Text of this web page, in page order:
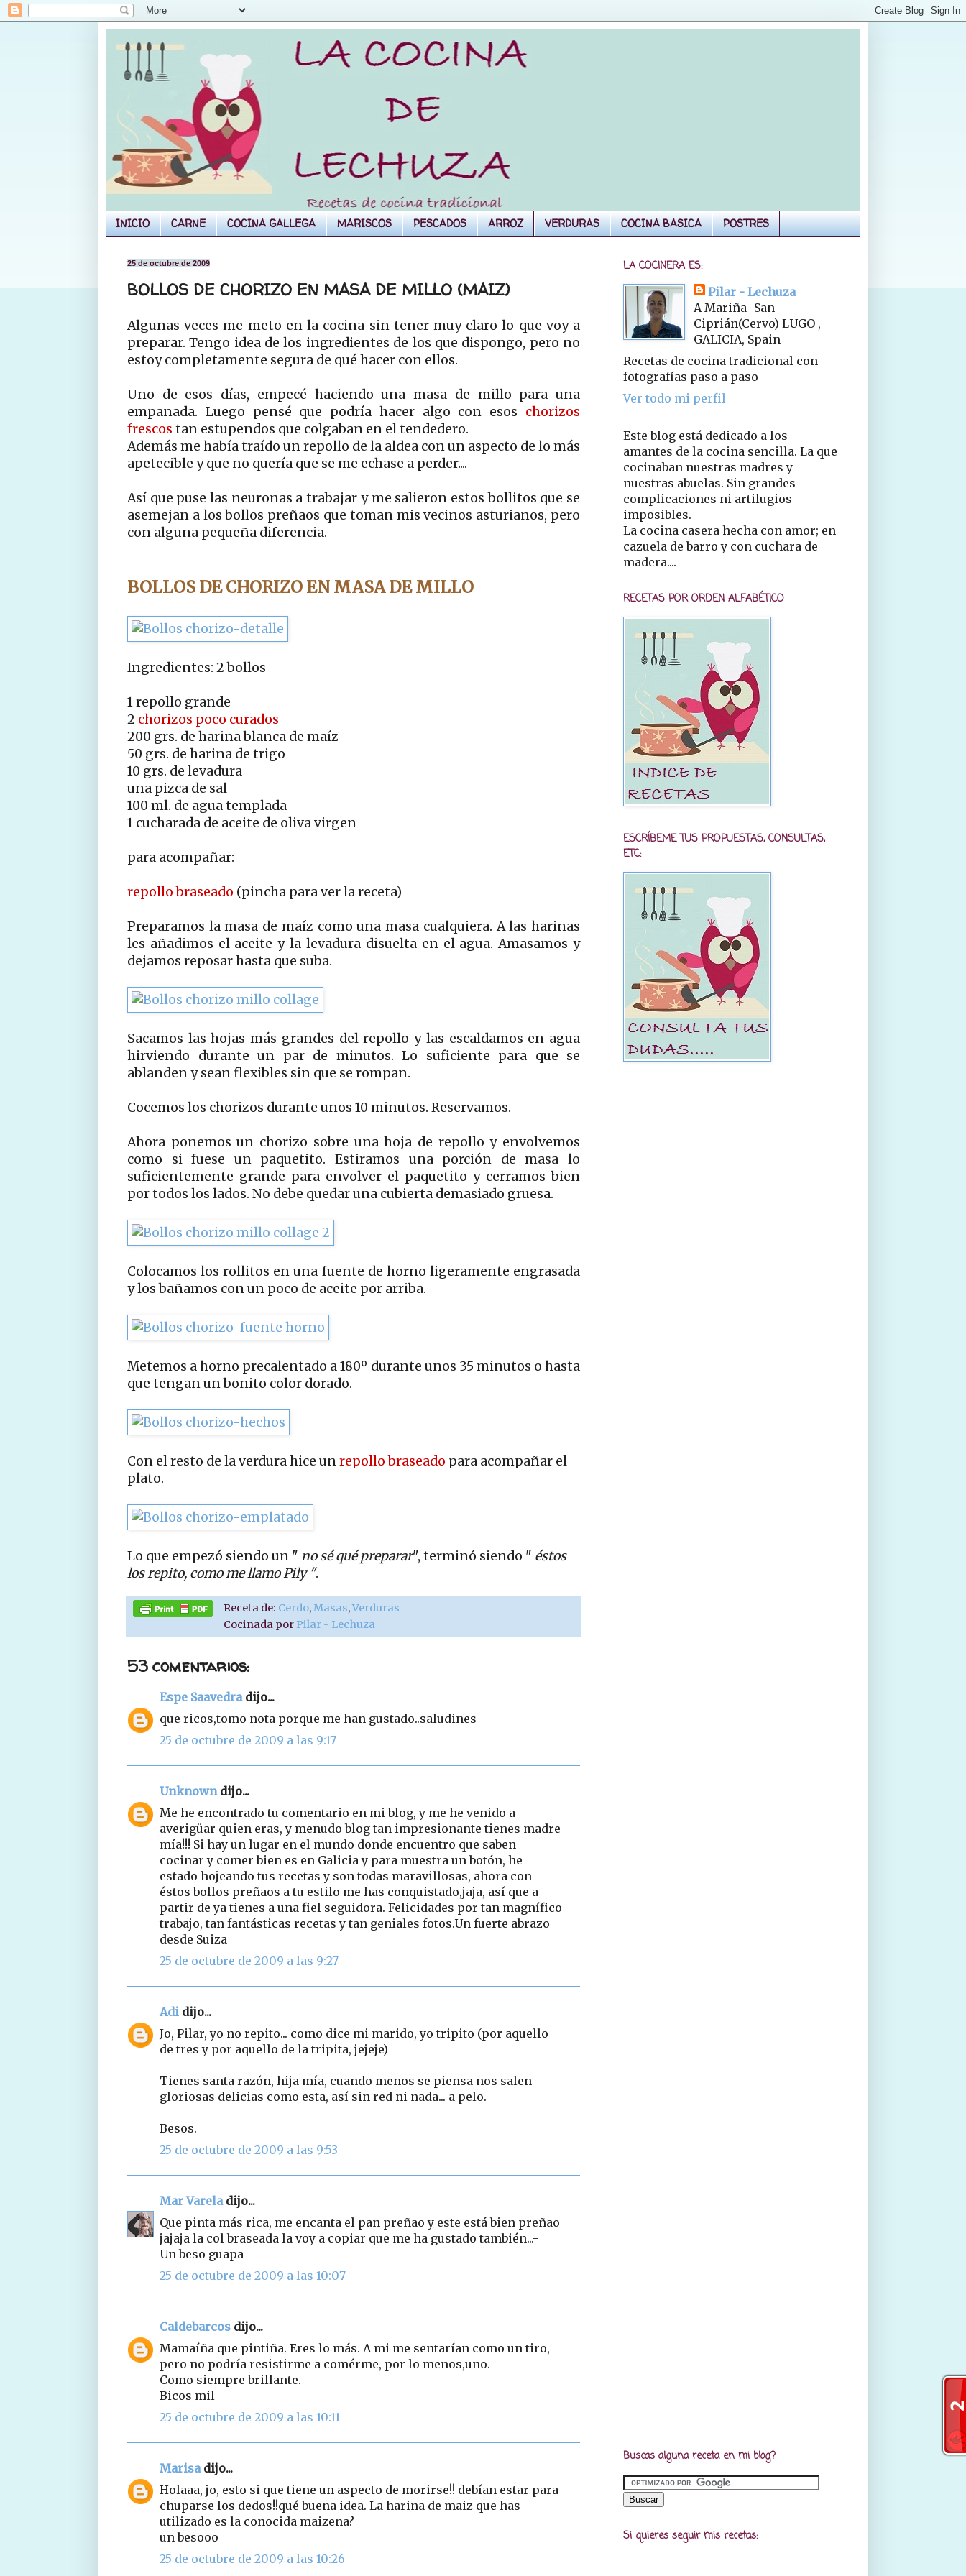
INICIO CARNE COCINA GALLEGA MARISCOS PESCADOS ARROZ VERDURAS COCINA BASICA POSTRES
25 de octubre de 2009
BOLLOS DE CHORIZO EN MASA DE MILLO (MAIZ)
Algunas veces me meto en la cocina sin tener muy claro lo que voy a
preparar. Tengo idea de los ingredientes de los que dispongo, pero no
estoy completamente segura de qué hacer con ellos.
Uno de esos días, empecé haciendo una masa de millo para una
empanada. Luego pensé que podría hacer algo con esos chorizos
frescos tan estupendos que colgaban en el tendedero.
Además me había traído un repollo de la aldea con un aspecto de lo más
apetecible y que no quería que se me echase a perder....
Así que puse las neuronas a trabajar y me salieron estos bollitos que se
asemejan a los bollos preñaos que toman mis vecinos asturianos, pero
con alguna pequeña diferencia.
BOLLOS DE CHORIZO EN MASA DE MILLO
Ingredientes: 2 bollos
1 repollo grande
2 chorizos poco curados
200 grs. de harina blanca de maíz
50 grs. de harina de trigo
10 grs. de levadura
una pizca de sal
100 ml. de agua templada
1 cucharada de aceite de oliva virgen
para acompañar:
repollo braseado (pincha para ver la receta)
Preparamos la masa de maíz como una masa cualquiera. A las harinas
les añadimos el aceite y la levadura disuelta en el agua. Amasamos y
dejamos reposar hasta que suba.
Sacamos las hojas más grandes del repollo y las escaldamos en agua
hirviendo durante un par de minutos. Lo suficiente para que se
ablanden y sean flexibles sin que se rompan.
Cocemos los chorizos durante unos 10 minutos. Reservamos.
Ahora ponemos un chorizo sobre una hoja de repollo y envolvemos
como si fuese un paquetito. Estiramos una porción de masa lo
suficientemente grande para envolver el paquetito y cerramos bien
por todos los lados. No debe quedar una cubierta demasiado gruesa.
Colocamos los rollitos en una fuente de horno ligeramente engrasada
y los bañamos con un poco de aceite por arriba.
Metemos a horno precalentado a 180º durante unos 35 minutos o hasta
que tengan un bonito color dorado.
Con el resto de la verdura hice unrepollo braseado para acompañar el
plato.
Lo que empezó siendo un " no sé qué preparar", terminó siendo " éstos
los repito, como me llamo Pily ".
Receta de: Cerdo,Masas,Verduras
Cocinada por Pilar - Lechuza
53 comentarios:
Espe Saavedradijo...
que ricos,tomo nota porque me han gustado..saludines
25 de octubre de 2009 a las 9:17
Unknowndijo...
Me he encontrado tu comentario en mi blog, y me he venido a
averigüar quien eras, y menudo blog tan impresionante tienes madre
mía!!! Si hay un lugar en el mundo donde encuentro que saben
cocinar y comer bien es en Galicia y para muestra un botón, he
estado hojeando tus recetas y son todas maravillosas, ahora con
éstos bollos preñaos a tu estilo me has conquistado,jaja, así que a
partir de ya tienes a una fiel seguidora. Felicidades por tan magnífico
trabajo, tan fantásticas recetas y tan geniales fotos.Un fuerte abrazo
desde Suiza
25 de octubre de 2009 a las 9:27
Adi dijo...
Jo, Pilar, yo no repito... como dice mi marido, yo tripito (por aquello
de tres y por aquello de la tripita, jejeje)
Tienes santa razón, hija mía, cuando menos se piensa nos salen
gloriosas delicias como esta, así sin red ni nada... a pelo.
Besos.
25 de octubre de 2009 a las 9:53
Mar Vareladijo...
Que pinta más rica, me encanta el pan preñao y este está bien preñao
jajaja la col braseada la voy a copiar que me ha gustado también...-
Un beso guapa
25 de octubre de 2009 a las 10:07
Caldebarcos dijo...
Mamaíña que pintiña. Eres lo más. A mi me sentarían como un tiro,
pero no podría resistirme a comérme, por lo menos,uno.
Como siempre brillante.
Bicos mil
25 de octubre de 2009 a las 10:11
Marisadijo...
Holaaa, jo, esto si que tiene un aspecto de morirse!! debían estar para
chuparse los dedos!!qué buena idea. La harina de maiz que has
utilizado es la conocida maizena?
un besooo
25 de octubre de 2009 a las 10:26
LA COCINERA ES:
Pilar - Lechuza
A Mariña -San
Ciprián(Cervo) LUGO ,
GALICIA, Spain
Recetas de cocina tradicional con
fotografías paso a paso
Ver todo mi perfil
Este blog está dedicado a los
amantes de la cocina sencilla. La que
cocinaban nuestras madres y
nuestras abuelas. Sin grandes
complicaciones ni artilugios
imposibles.
La cocina casera hecha con amor; en
cazuela de barro y con cuchara de
madera....
RECETAS POR ORDEN ALFABÉTICO
ESCRÍBEME TUS PROPUESTAS, CONSULTAS,
ETC:
Buscas alguna receta en mi blog?
Si quieres seguir mis recetas: